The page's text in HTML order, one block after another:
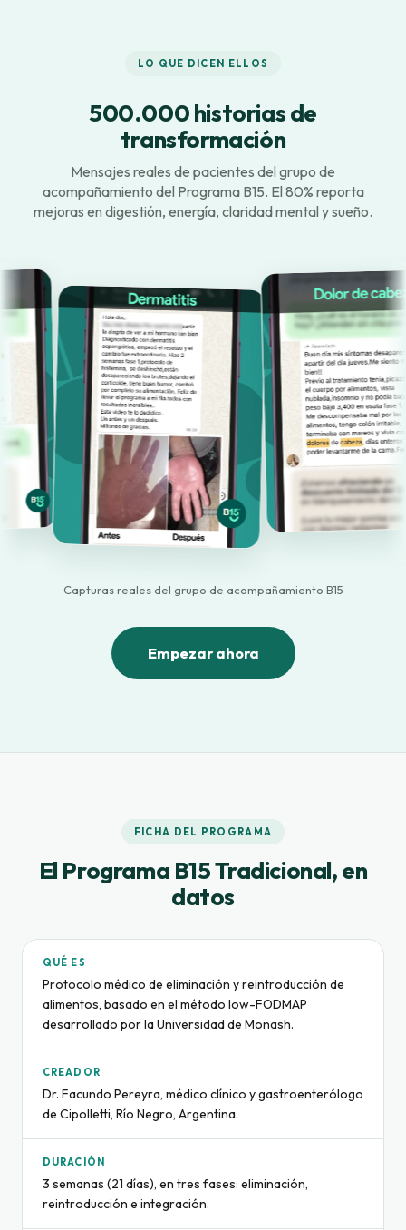
LO QUE DICEN ELLOS
500.000 historias de
transformación
Mensajes reales de pacientes del grupo de
acompañamiento del Programa B15. El 80% reporta
mejoras en digestión, energía, claridad mental y sueño.
Capturas reales del grupo de acompañamiento B15
Empezar ahora
FICHA DEL PROGRAMA
El Programa B15 Tradicional, en
datos
QUÉ ES
Protocolo médico de eliminación y reintroducción de
alimentos, basado en el método low-FODMAP
desarrollado por la Universidad de Monash.
CREADOR
Dr. Facundo Pereyra, médico clínico y gastroenterólogo
de Cipolletti, Río Negro, Argentina.
DURACIÓN
3 semanas (21 días), en tres fases: eliminación,
reintroducción e integración.